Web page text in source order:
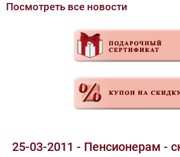
Посмотреть все новости
25-03-2011 - Пенсионерам -